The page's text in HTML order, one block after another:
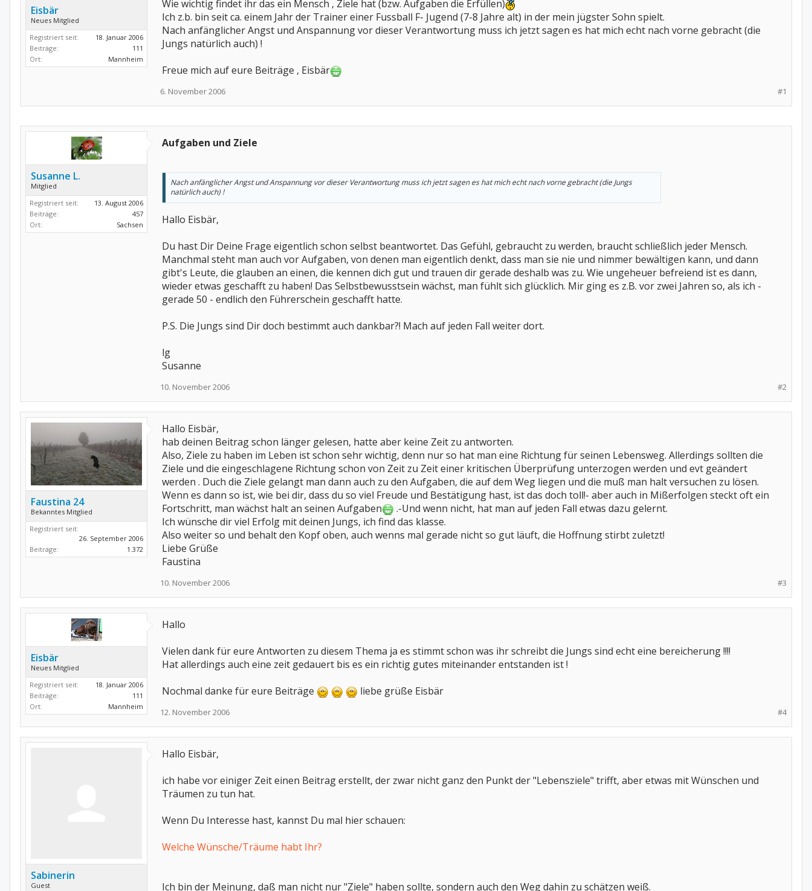
Eisbär
Neues Mitglied
Registriert seit:
18. Januar 2006
Beiträge:
111
Ort:
Mannheim
Wie wichtig findet ihr das ein Mensch , Ziele hat (bzw. Aufgaben die Erfüllen)
Ich z.b. bin seit ca. einem Jahr der Trainer einer Fussball F- Jugend (7-8 Jahre alt) in der mein jügster Sohn spielt.
Nach anfänglicher Angst und Anspannung vor dieser Verantwortung muss ich jetzt sagen es hat mich echt nach vorne gebracht (die
Jungs natürlich auch) !
Freue mich auf eure Beiträge , Eisbär
#1
6. November 2006
Susanne L.
Mitglied
Registriert seit:
13. August 2006
Beiträge:
457
Ort:
Sachsen
Aufgaben und Ziele
Nach anfänglicher Angst und Anspannung vor dieser Verantwortung muss ich jetzt sagen es hat mich echt nach vorne gebracht (die Jungs
natürlich auch) !
Hallo Eisbär,
Du hast Dir Deine Frage eigentlich schon selbst beantwortet. Das Gefühl, gebraucht zu werden, braucht schließlich jeder Mensch.
Manchmal steht man auch vor Aufgaben, von denen man eigentlich denkt, dass man sie nie und nimmer bewältigen kann, und dann
gibt's Leute, die glauben an einen, die kennen dich gut und trauen dir gerade deshalb was zu. Wie ungeheuer befreiend ist es dann,
wieder etwas geschafft zu haben! Das Selbstbewusstsein wächst, man fühlt sich glücklich. Mir ging es z.B. vor zwei Jahren so, als ich -
gerade 50 - endlich den Führerschein geschafft hatte.
P.S. Die Jungs sind Dir doch bestimmt auch dankbar?! Mach auf jeden Fall weiter dort.
lg
Susanne
#2
10. November 2006
Faustina 24
Bekanntes Mitglied
Registriert seit:
26. September 2006
Beiträge:
1.372
Hallo Eisbär,
hab deinen Beitrag schon länger gelesen, hatte aber keine Zeit zu antworten.
Also, Ziele zu haben im Leben ist schon sehr wichtig, denn nur so hat man eine Richtung für seinen Lebensweg. Allerdings sollten die
Ziele und die eingeschlagene Richtung schon von Zeit zu Zeit einer kritischen Überprüfung unterzogen werden und evt geändert
werden . Duch die Ziele gelangt man dann auch zu den Aufgaben, die auf dem Weg liegen und die muß man halt versuchen zu lösen.
Wenn es dann so ist, wie bei dir, dass du so viel Freude und Bestätigung hast, ist das doch toll!- aber auch in Mißerfolgen steckt oft ein
Fortschritt, man wächst halt an seinen Aufgaben
.-Und wenn nicht, hat man auf jeden Fall etwas dazu gelernt.
Ich wünsche dir viel Erfolg mit deinen Jungs, ich find das klasse.
Also weiter so und behalt den Kopf oben, auch wenns mal gerade nicht so gut läuft, die Hoffnung stirbt zuletzt!
Liebe Grüße
Faustina
#3
10. November 2006
Eisbär
Neues Mitglied
Registriert seit:
18. Januar 2006
Beiträge:
111
Ort:
Mannheim
Hallo
Vielen dank für eure Antworten zu diesem Thema ja es stimmt schon was ihr schreibt die Jungs sind echt eine bereicherung !!!!
Hat allerdings auch eine zeit gedauert bis es ein richtig gutes miteinander entstanden ist !
Nochmal danke für eure Beiträge
liebe grüße Eisbär
#4
12. November 2006
Sabinerin
Guest
Hallo Eisbär,
ich habe vor einiger Zeit einen Beitrag erstellt, der zwar nicht ganz den Punkt der "Lebensziele" trifft, aber etwas mit Wünschen und
Träumen zu tun hat.
Wenn Du Interesse hast, kannst Du mal hier schauen:
Welche Wünsche/Träume habt Ihr?
Ich bin der Meinung, daß man nicht nur "Ziele" haben sollte, sondern auch den Weg dahin zu schätzen weiß.